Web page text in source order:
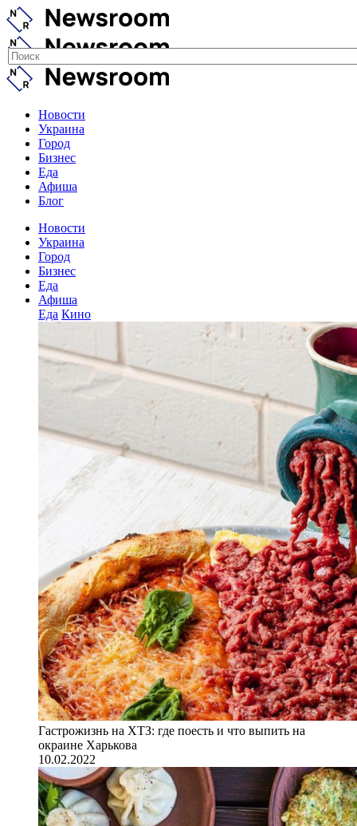
Новости
Украина
Город
Бизнес
Еда
Афиша
Блог
Новости
Украина
Город
Бизнес
Еда
Афиша
Еда Кино
Гастрожизнь на ХТЗ: где поесть и что выпить на
окраине Харькова
10.02.2022